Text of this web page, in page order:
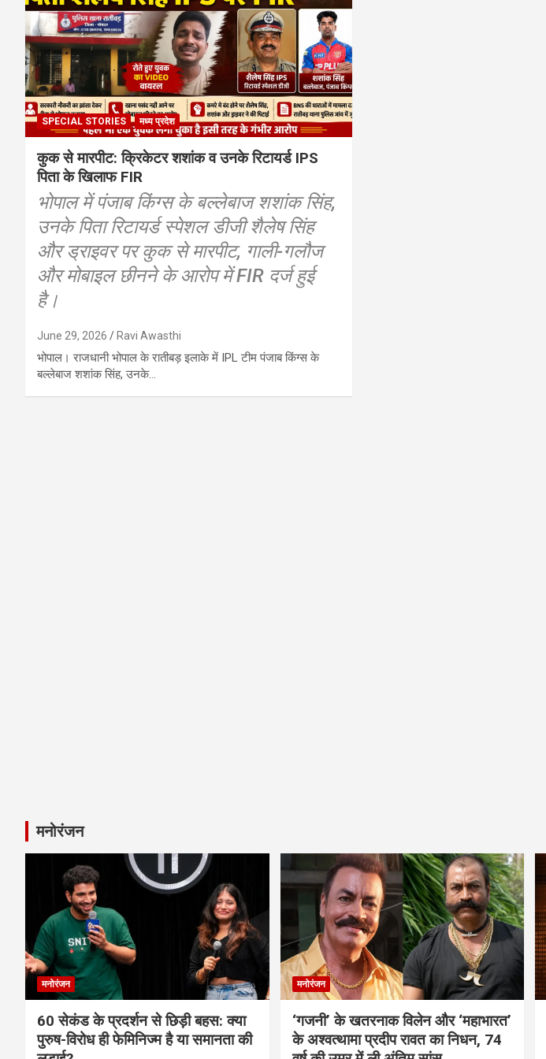
SPECIAL STORIES मध्य प्रदेश
कुक से मारपीट: क्रिकेटर शशांक व उनके रिटायर्ड IPS
पिता के खिलाफ FIR
भोपाल में पंजाब किंग्स के बल्लेबाज शशांक सिंह,
उनके पिता रिटायर्ड स्पेशल डीजी शैलेष सिंह
और ड्राइवर पर कुक से मारपीट, गाली-गलौज
और मोबाइल छीनने के आरोप में FIR दर्ज हुई
है।
June 29, 2026 Ravi Awasthi
भोपाल। राजधानी भोपाल के रातीबड़ इलाके में IPL टीम पंजाब किंग्स के
बल्लेबाज शशांक सिंह, उनके…
मनोरंजन
मनोरंजन
60 सेकंड के प्रदर्शन से छिड़ी बहस: क्या
पुरुष-विरोध ही फेमिनिज्म है या समानता की
मनोरंजन
‘गजनी’ के खतरनाक विलेन और ‘महाभारत’
के अश्वत्थामा प्रदीप रावत का निधन, 74